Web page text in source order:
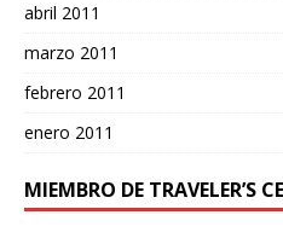
abril 2011
marzo 2011
febrero 2011
enero 2011
MIEMBRO DE TRAVELER’S